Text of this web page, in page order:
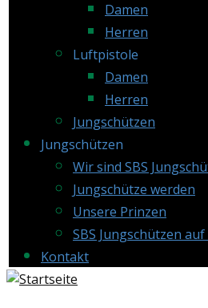
Damen
Herren
Luftpistole
Damen
Herren
Jungschützen
Jungschützen
Wir sind SBS
Jungschütze werden
Unsere Prinzen
SBS Jungschützen
Kontakt